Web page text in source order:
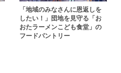
「地域のみなさんに恩返しを
したい！」団地を見守る「お
おたラーメンこども食堂」の
フードパントリー